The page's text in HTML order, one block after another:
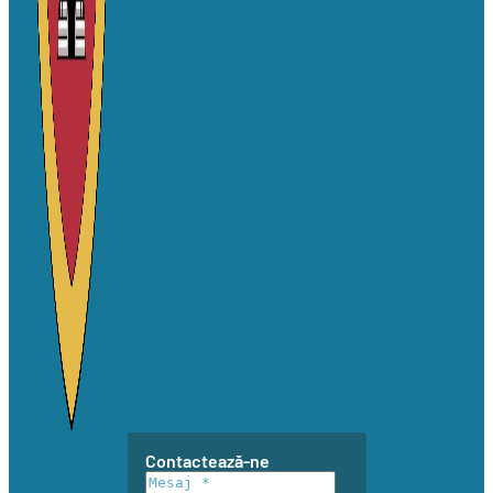
Contactează-ne